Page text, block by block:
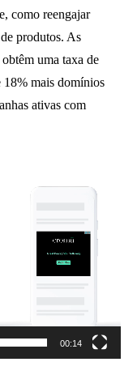
como reengajar
produtos. As
uma taxa de
mais domínios
ativas com
00:14